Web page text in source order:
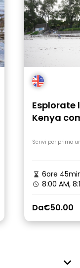
Esplorate
Kenya
Scrivi per primo
6ore
8:00 AM,
Da€50.00